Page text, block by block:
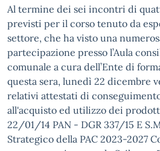
Al termine dei sei incontri di
previsti per il corso tenuto da
settore, che ha visto una
partecipazione presso l’Aula
comunale a cura dell’Ente di
questa sera, lunedì 22 dicembre
relativi attestati di
all'acquisto ed utilizzo dei
22/01/14 PAN - DGR 337/15 E
Strategico della PAC 2023-2027